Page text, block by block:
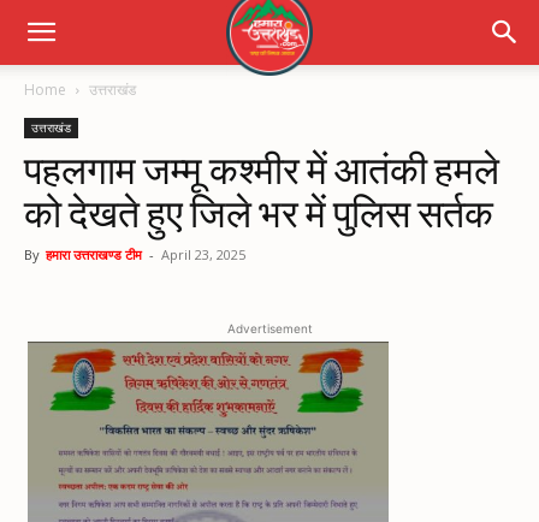
Home उत्तराखंड
उत्तराखंड
पहलगाम जम्मू कश्मीर में आतंकी हमले
को देखते हुए जिले भर में पुलिस सर्तक
By हमारा उत्तराखण्ड टीम - April 23, 2025
Advertisement